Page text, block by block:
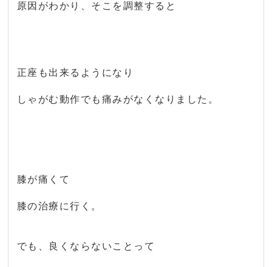
原因がわかり、そこを調整すると
正座も出来るようになり
しゃがむ動作でも痛みがなくなりました。
膝が痛くて
膝の治療に行く。
でも、良くならないことって